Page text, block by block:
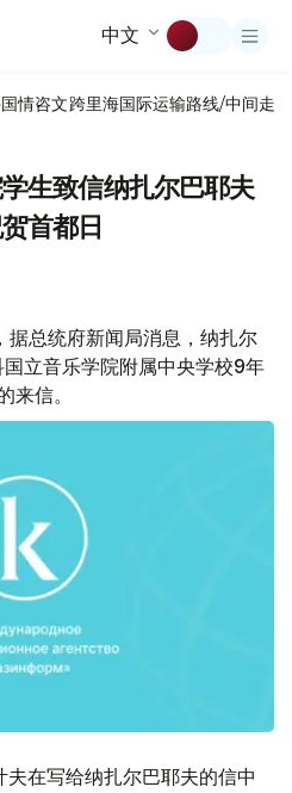
中文
国情咨文跨里海国际运输路线/中间走廊
生致信纳扎尔巴耶夫
首都日
总统府新闻局消息，纳扎尔
立音乐学院附属中央学校9年
来信。
在写给纳扎尔巴耶夫的信中